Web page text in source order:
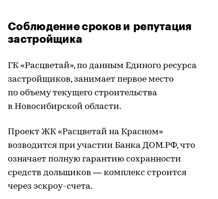
Соблюдение сроков и репутация
застройщика
ГК «Расцветай», по данным Единого ресурса
застройщиков, занимает первое место
по объему текущего строительства
в Новосибирской области.
Проект ЖК «Расцветай на Красном»
возводится при участии Банка ДОМ.РФ, что
означает полную гарантию сохранности
средств дольщиков — комплекс строится
через эскроу-счета.